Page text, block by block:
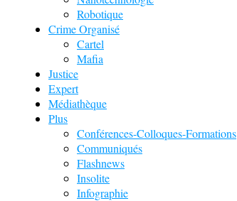
Robotique
Crime Organisé
Cartel
Mafia
Justice
Expert
Médiathèque
Plus
Conférences-Colloques-Formations
Communiqués
Flashnews
Insolite
Infographie